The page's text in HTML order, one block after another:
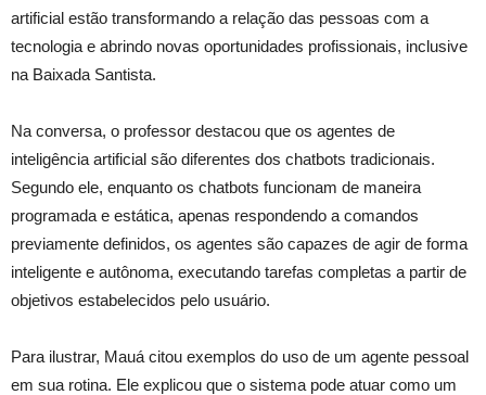
artificial estão transformando a relação das pessoas com a
tecnologia e abrindo novas oportunidades profissionais, inclusive
na Baixada Santista.
Na conversa, o professor destacou que os agentes de
inteligência artificial são diferentes dos chatbots tradicionais.
Segundo ele, enquanto os chatbots funcionam de maneira
programada e estática, apenas respondendo a comandos
previamente definidos, os agentes são capazes de agir de forma
inteligente e autônoma, executando tarefas completas a partir de
objetivos estabelecidos pelo usuário.
Para ilustrar, Mauá citou exemplos do uso de um agente pessoal
em sua rotina. Ele explicou que o sistema pode atuar como um